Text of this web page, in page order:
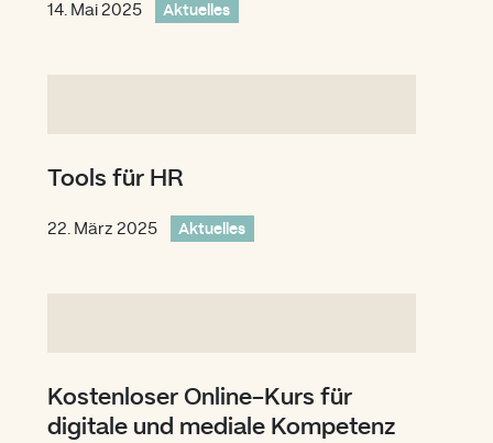
14. Mai 2025 Aktuelles
Tools für HR
22. März 2025 Aktuelles
Kostenloser Online-Kurs für
digitale und mediale Kompetenz